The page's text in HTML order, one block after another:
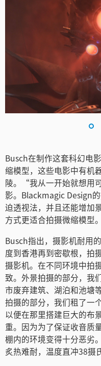
Portugal
Singapore
South Africa
Sweden
UAE
Ukraine
United Kingdom
United States
Busch在制作这套科幻电
缩模型，这些电影中有机
陵。“我从一开始就想用
影。Blackmagic Design
迫透视法，并且还能增加
方式更适合拍摄微缩模型
Busch指出，摄影机耐用
度到香港再到密歇根，拍
摄影机。在不同环境中拍
致。外景拍摄的部分，我
市废弃建筑、湖泊和池
拍摄的部分，我们租了一
以便在那里搭建巨大的布
重。因为为了保证收音质
棚内的环境变得十分恶劣
炙热难耐，温度直冲38摄